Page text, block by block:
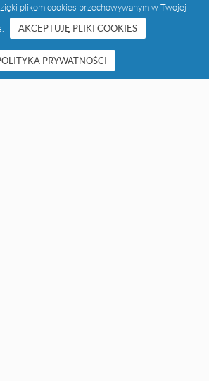
plikom cookies przechowywanym w Twojej
AKCEPTUJĘ PLIKI COOKIES
PRYWATNOŚCI